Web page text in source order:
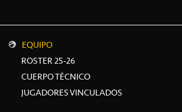
EQUIPO
ROSTER 25-26
CUERPO TÉCNICO
JUGADORES VINCULADOS